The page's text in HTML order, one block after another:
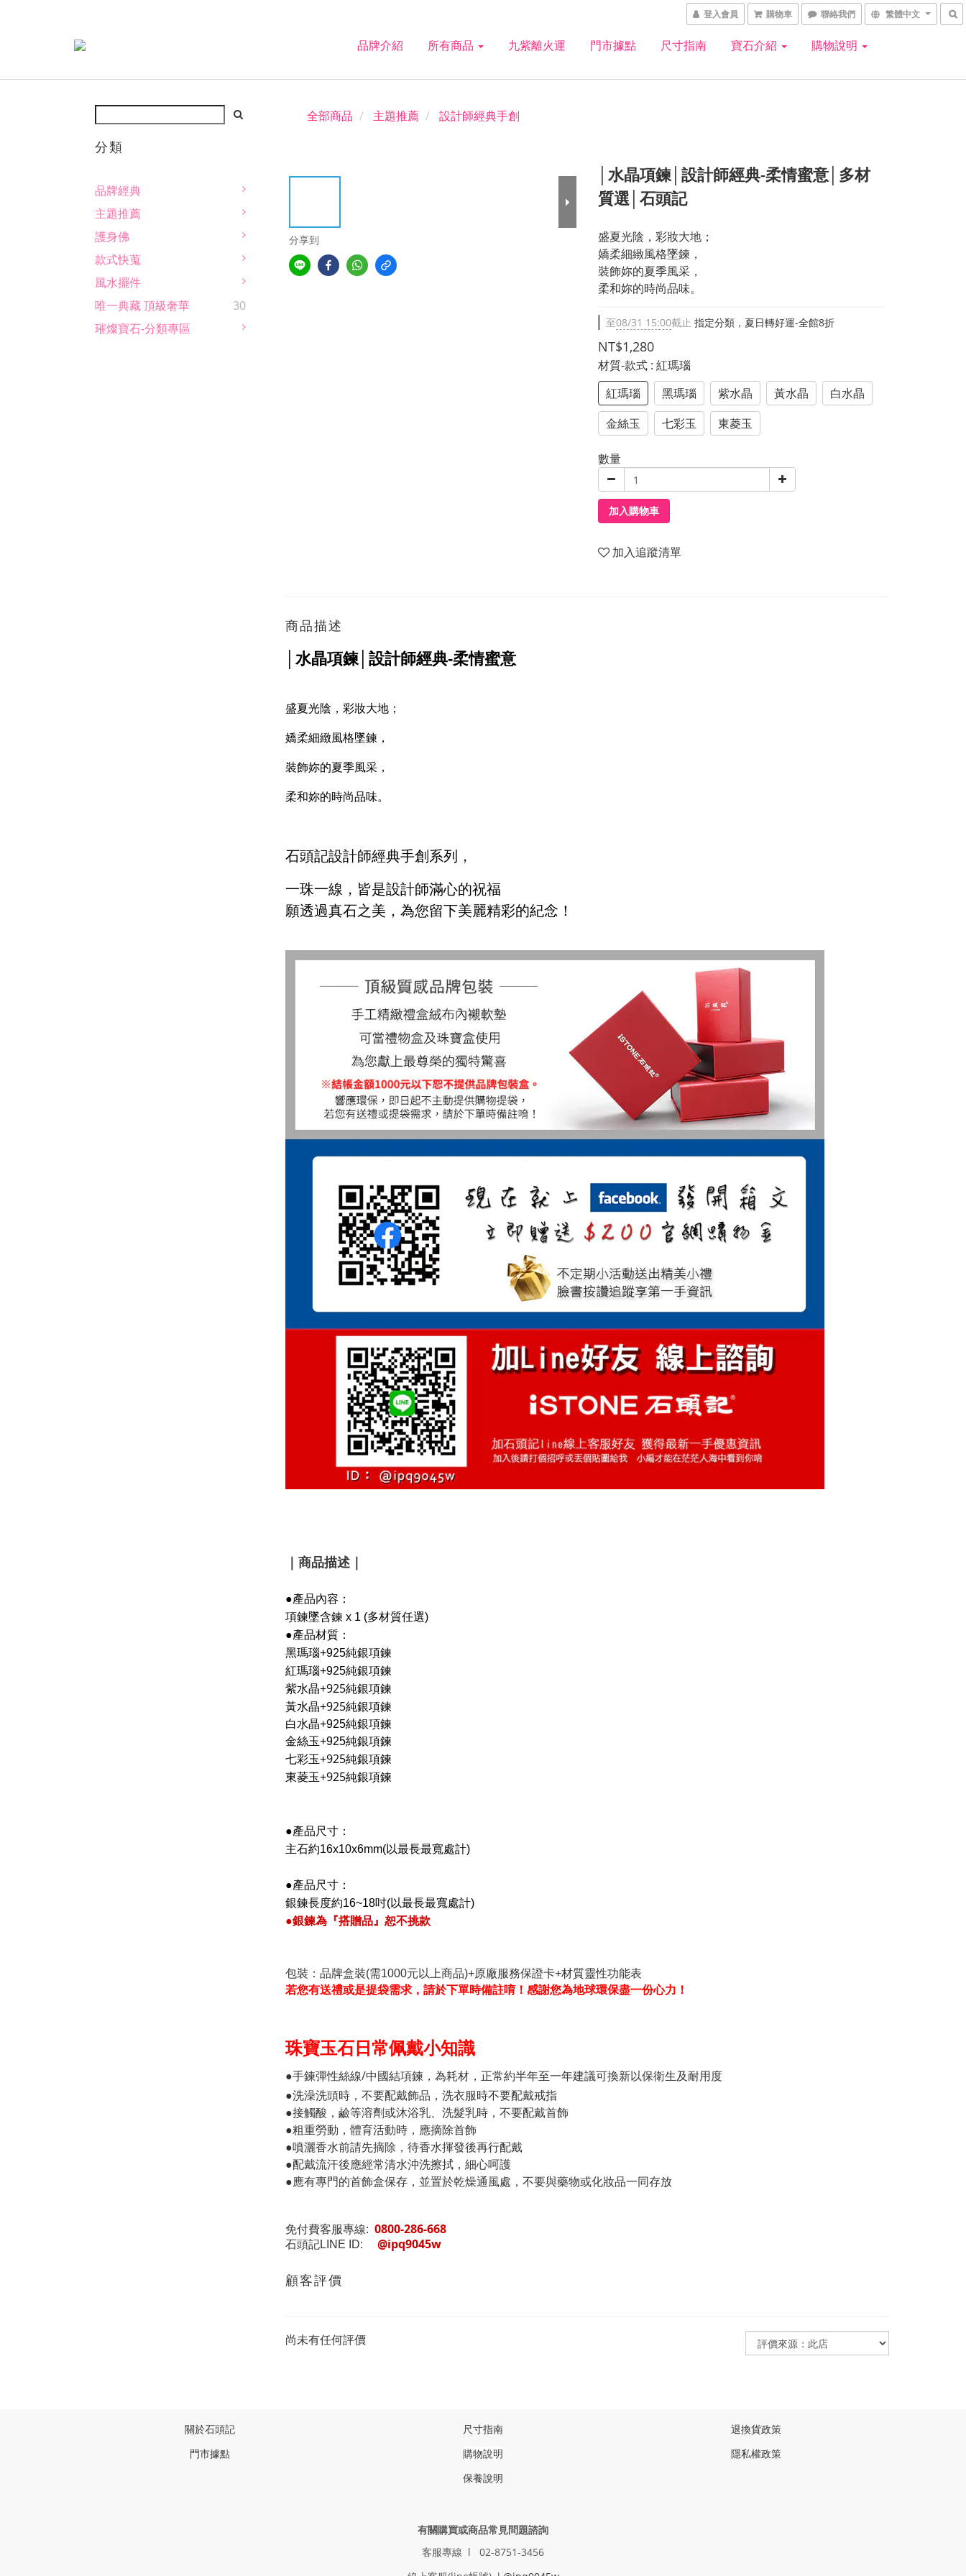
登入會員 購物車 聯絡我們 繁體中文
品牌介紹 所有商品 九紫離火運 門市據點 尺寸指南 寶石介紹 購物說明
分類
品牌經典
主題推薦
護身佛
款式快蒐
風水擺件
唯一典藏 頂級奢華
30
璀燦寶石-分類專區
全部商品 主題推薦 設計師經典手創
分享到
│水晶項鍊│設計師經典-柔情蜜意│多材
質選│石頭記
盛夏光陰，彩妝大地；
嬌柔細緻風格墜鍊，
裝飾妳的夏季風采，
柔和妳的時尚品味。
至08/31 15:00截止 指定分類，夏日轉好運-全館8折
NT$1,280
材質-款式 : 紅瑪瑙
紅瑪瑙
黑瑪瑙 紫水晶 黃水晶
白水晶
金絲玉
七彩玉 東菱玉
數量
加入購物車
加入追蹤清單
商品描述
│水晶項鍊│設計師經典-柔情蜜意
盛夏光陰，彩妝大地；
嬌柔細緻風格墜鍊，
裝飾妳的夏季風采，
柔和妳的時尚品味。
石頭記設計師經典手創系列，
一珠一線，皆是設計師滿心的祝福
願透過真石之美，為您留下美麗精彩的紀念！
｜商品描述｜
●產品內容：
項鍊墜含鍊 x 1 (多材質任選)
●產品材質：
黑瑪瑙+925純銀項鍊
紅瑪瑙+925純銀項鍊
紫水晶+925純銀項鍊
黃水晶+925純銀項鍊
白水晶+925純銀項鍊
金絲玉+925純銀項鍊
七彩玉+925純銀項鍊
東菱玉+925純銀項鍊
●產品尺寸：
主石約16x10x6mm(以最長最寬處計)
●產品尺寸：
銀鍊長度約16~18吋(以最長最寬處計)
●銀鍊為『搭贈品』恕不挑款
包裝：品牌盒裝(需1000元以上商品)+原廠服務保證卡+材質靈性功能表
若您有送禮或是提袋需求，請於下單時備註唷！感謝您為地球環保盡一份心力！
珠寶玉石日常佩戴小知識
●手鍊彈性絲線/中國結項鍊，為耗材，正常約半年至一年建議可換新以保衛生及耐用度
●洗澡洗頭時，不要配戴飾品，洗衣服時不要配戴戒指
●接觸酸，鹼等溶劑或沐浴乳、洗髮乳時，不要配戴首飾
●粗重勞動，體育活動時，應摘除首飾
●噴灑香水前請先摘除，待香水揮發後再行配戴
●配戴流汗後應經常清水沖洗擦拭，細心呵護
●應有專門的首飾盒保存，並置於乾燥通風處，不要與藥物或化妝品一同存放
免付費客服專線: 0800-286-668
石頭記LINE ID: @ipq9045w
顧客評價
尚未有任何評價
關於石頭記
門市據點
尺寸指南
購物說明
保養說明
退換貨政策
隱私權政策
有關購買或商品常見問題諮詢
客服專線 l 02-8751-3456